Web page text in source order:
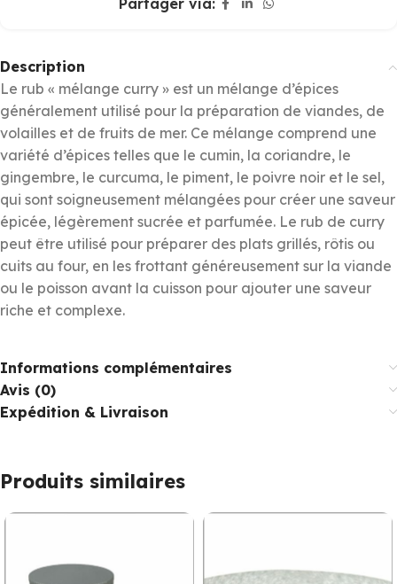
Partager via:
Description
Le rub « mélange curry » est un mélange d’épices
généralement utilisé pour la préparation de viandes, de
volailles et de fruits de mer. Ce mélange comprend une
variété d’épices telles que le cumin, la coriandre, le
gingembre, le curcuma, le piment, le poivre noir et le sel,
qui sont soigneusement mélangées pour créer une saveur
épicée, légèrement sucrée et parfumée. Le rub de curry
peut être utilisé pour préparer des plats grillés, rôtis ou
cuits au four, en les frottant généreusement sur la viande
ou le poisson avant la cuisson pour ajouter une saveur
riche et complexe.
Informations complémentaires
Avis (0)
Expédition & Livraison
Produits similaires